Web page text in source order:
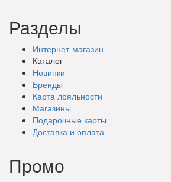
Разделы
Интернет-магазин
Каталог
Новинки
Бренды
Карта лояльности
Магазины
Подарочные карты
Доставка и оплата
Промо